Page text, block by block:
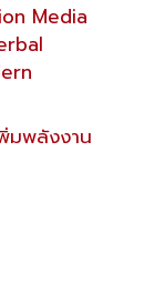
Media
มพลังงาน